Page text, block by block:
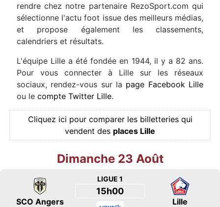
rendre chez notre partenaire RezoSport.com qui
sélectionne l'actu foot issue des meilleurs médias,
et propose également les classements,
calendriers et résultats.
L'équipe Lille a été fondée en 1944, il y a 82 ans.
Pour vous connecter à Lille sur les réseaux
sociaux, rendez-vous sur la page Facebook Lille
ou le compte Twitter Lille.
Cliquez ici pour comparer les billetteries qui
vendent des places Lille
Dimanche 23 Août
SCO Angers
LIGUE 1
15h00
Lille